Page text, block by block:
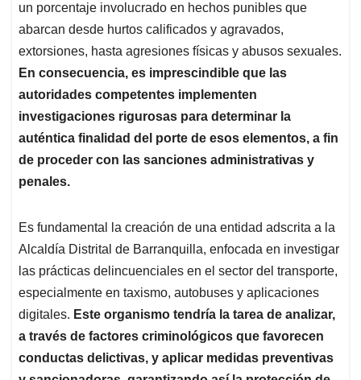
un porcentaje involucrado en hechos punibles que
abarcan desde hurtos calificados y agravados,
extorsiones, hasta agresiones físicas y abusos sexuales.
En consecuencia, es imprescindible que las
autoridades competentes implementen
investigaciones rigurosas para determinar la
auténtica finalidad del porte de esos elementos, a fin
de proceder con las sanciones administrativas y
penales.
Es fundamental la creación de una entidad adscrita a la
Alcaldía Distrital de Barranquilla, enfocada en investigar
las prácticas delincuenciales en el sector del transporte,
especialmente en taxismo, autobuses y aplicaciones
digitales. Este organismo tendría la tarea de analizar,
a través de factores criminológicos que favorecen
conductas delictivas, y aplicar medidas preventivas